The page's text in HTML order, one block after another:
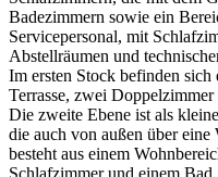
Badezimmern sowie ein
Servicepersonal, mit
Abstellräumen und
Im ersten Stock befinden
Terrasse, zwei
Die zweite Ebene ist als
die auch von außen über
besteht aus einem
Schlafzimmer und einem Bad.